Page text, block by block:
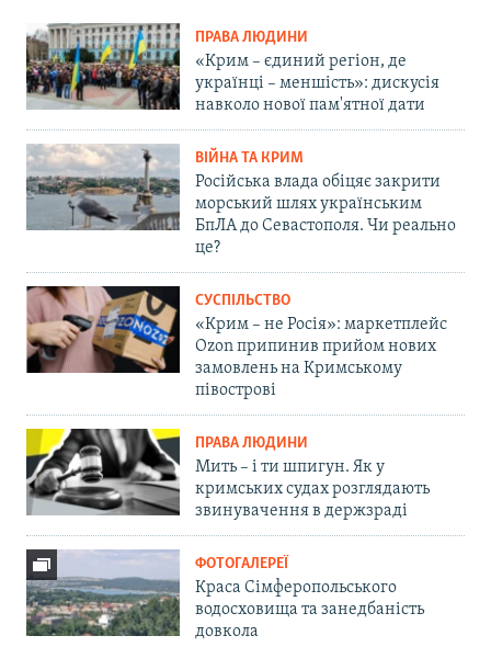
ПРАВА ЛЮДИНИ
«Крим – єдиний регіон, де
українці – меншість»: дискусія
навколо нової пам'ятної дати
ВІЙНА ТА КРИМ
Російська влада обіцяє закрити
морський шлях українським
БпЛА до Севастополя. Чи реально
це?
СУСПІЛЬСТВО
«Крим – не Росія»: маркетплейс
Ozon припинив прийом нових
замовлень на Кримському
півострові
ПРАВА ЛЮДИНИ
Мить – і ти шпигун. Як у
кримських судах розглядають
звинувачення в держзраді
ФОТОГАЛЕРЕЇ
Краса Сімферопольського
водосховища та занедбаність
довкола